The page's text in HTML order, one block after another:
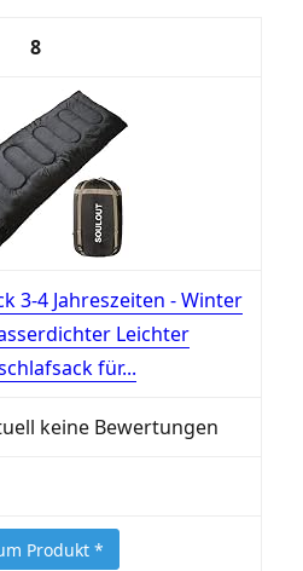
8
3-4 Jahreszeiten - Winter
Leichter
für...
keine Bewertungen
Produkt *